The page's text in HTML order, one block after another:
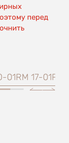
перед
01RM 17-01RM